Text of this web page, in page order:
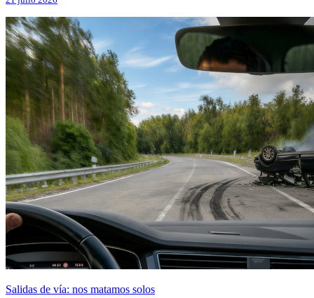
Salidas de vía: nos matamos solos